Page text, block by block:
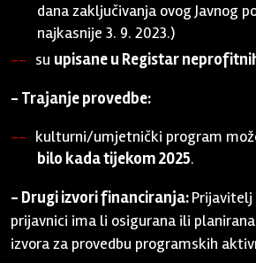
dana zaključivanja ovog Javnog
najkasnije 3. 9. 2023.)
su upisane u Registar
- Trajanje provedbe:
kulturni/umjetnički program
bilo kada tijekom 2025.
- Drugi izvori financiranja:Prijavitelj
prijavnici ima li osigurana ili
izvora za provedbu programskih